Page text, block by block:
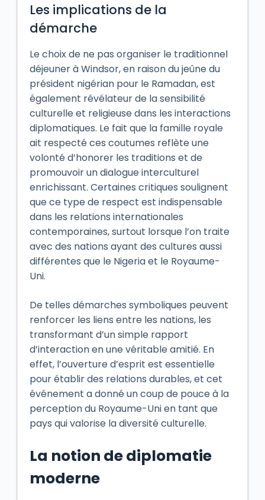
Les implications de la
démarche
Le choix de ne pas organiser le traditionnel
déjeuner à Windsor, en raison du jeûne du
président nigérian pour le Ramadan, est
également révélateur de la sensibilité
culturelle et religieuse dans les interactions
diplomatiques. Le fait que la famille royale
ait respecté ces coutumes reflète une
volonté d’honorer les traditions et de
promouvoir un dialogue interculturel
enrichissant. Certaines critiques soulignent
que ce type de respect est indispensable
dans les relations internationales
contemporaines, surtout lorsque l’on traite
avec des nations ayant des cultures aussi
différentes que le Nigeria et le Royaume-
Uni.
De telles démarches symboliques peuvent
renforcer les liens entre les nations, les
transformant d’un simple rapport
d’interaction en une véritable amitié. En
effet, l’ouverture d’esprit est essentielle
pour établir des relations durables, et cet
événement a donné un coup de pouce à la
perception du Royaume-Uni en tant que
pays qui valorise la diversité culturelle.
La notion de diplomatie
moderne